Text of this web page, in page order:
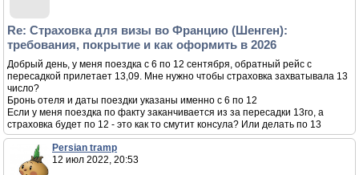
Re: Страховка для визы во Францию (Шенген):
требования, покрытие и как оформить в 2026
Добрый день, у меня поездка с 6 по 12 сентября, обратный рейс с
пересадкой прилетает 13,09. Мне нужно чтобы страховка захватывала 13
число?
Бронь отеля и даты поездки указаны именно с 6 по 12
Если у меня поездка по факту заканчивается из за пересадки 13го, а
страховка будет по 12 - это как то смутит консула? Или делать по 13
Persian tramp
12 июл 2022, 20:53